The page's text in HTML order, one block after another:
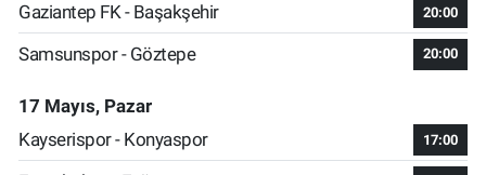
Gaziantep FK - Başakşehir 20:00
Samsunspor - Göztepe 20:00
17 Mayıs, Pazar
Kayserispor - Konyaspor
17:00